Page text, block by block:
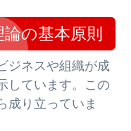
の基本原則
ジネスや組織が成
しています。この
成り立っていま